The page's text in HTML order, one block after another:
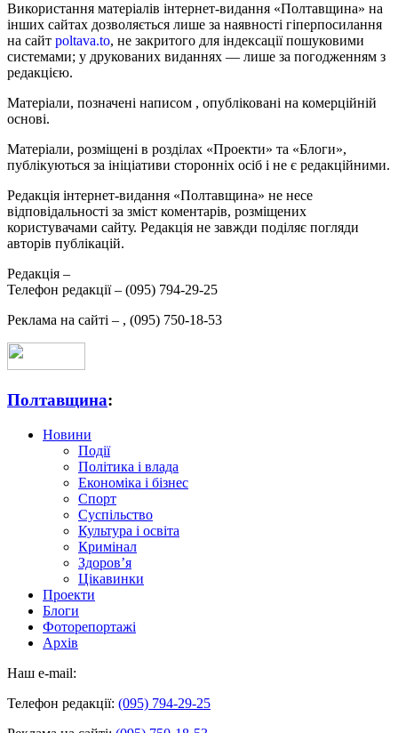
Використання матеріалів інтернет-видання «Полтавщина» на
інших сайтах дозволяється лише за наявності гіперпосилання
на сайт poltava.to, не закритого для індексації пошуковими
системами; у друкованих виданнях — лише за погодженням з
редакцією.
Матеріали, позначені написом , опубліковані на комерційній
основі.
Матеріали, розміщені в розділах «Проекти» та «Блоги»,
публікуються за ініціативи сторонніх осіб і не є редакційними.
Редакція інтернет-видання «Полтавщина» не несе
відповідальності за зміст коментарів, розміщених
користувачами сайту. Редакція не завжди поділяє погляди
авторів публікацій.
Редакція –
Телефон редакції – (095) 794-29-25
Реклама на сайті – , (095) 750-18-53
Полтавщина:
Новини
Події
Політика і влада
Економіка і бізнес
Спорт
Суспільство
Культура і освіта
Кримінал
Здоров’я
Цікавинки
Проекти
Блоги
Фоторепортажі
Архів
Наш e-mail:
Телефон редакції: (095) 794-29-25